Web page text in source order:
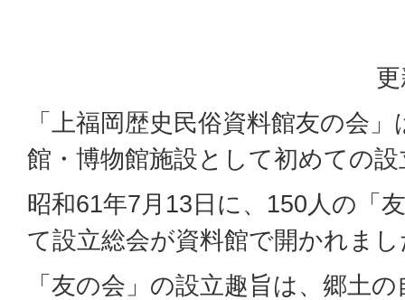
「上福岡歴史民俗資料館友の会
館・博物館施設として初めての
昭和61年7月13日に、150人の「
て設立総会が資料館で開かれま
「友の会」の設立趣旨は、郷土